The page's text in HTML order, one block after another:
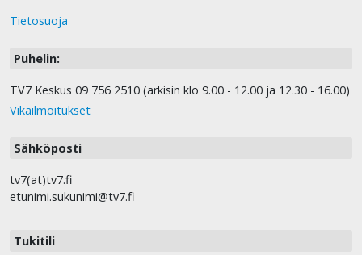
Tietosuoja
Puhelin:
TV7 Keskus 09 756 2510 (arkisin klo 9.00 - 12.00 ja 12.30 - 16.00)
Vikailmoitukset
Sähköposti
tv7(at)tv7.fi
etunimi.sukunimi@tv7.fi
Tukitili